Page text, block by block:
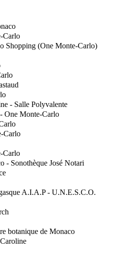
Carlo
Shopping (One Monte-Carlo)
- Salle Polyvalente
One Monte-Carlo
Carlo
Carlo
- Sonothèque José Notari
A.I.A.P - U.N.E.S.C.O.
botanique de Monaco